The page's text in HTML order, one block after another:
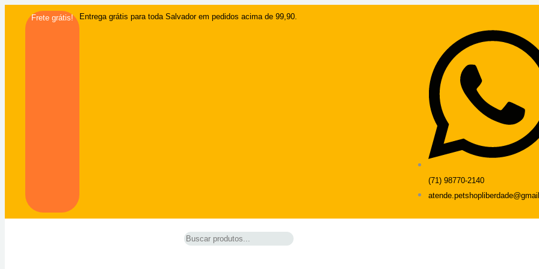
Frete grátis! Entrega grátis para toda Salvador em pedidos acima de 99,90.
(71) 98770-2140